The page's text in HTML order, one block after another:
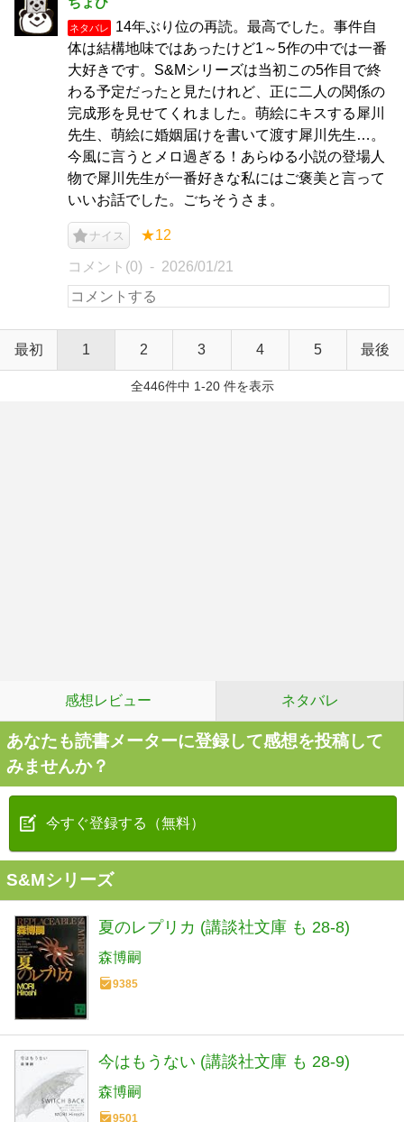
ネタバレ
14年ぶり位の再読。最高でした。事件自
体は結構地味ではあったけど1～5作の中では一番
大好きです。S&Mシリーズは当初この5作目で終
わる予定だったと見たけれど、正に二人の関係の
完成形を見せてくれました。萌絵にキスする犀川
先生、萌絵に婚姻届けを書いて渡す犀川先生…。
今風に言うとメロ過ぎる！あらゆる小説の登場人
物で犀川先生が一番好きな私にはご褒美と言って
いいお話でした。ごちそうさま。
ナイス ★12
コメント(0) 2026/01/21
最初 1 2 3 4 5 最後
全446件中 1-20 件を表示
感想レビュー ネタバレ
あなたも読書メーターに登録して感想を投稿して
みませんか？
今すぐ登録する（無料）
S&Mシリーズ
夏のレプリカ (講談社文庫 も 28-8)
森博嗣
9385
今はもうない (講談社文庫 も 28-9)
森博嗣
9501